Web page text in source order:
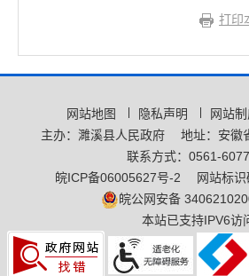
打印
网站地图 隐私声明 网站
主办：濉溪县人民政府
地址：安徽
联系方式：0561-
皖ICP备06005627号-2
网站标
皖公网安备
本站已支持IPV6访